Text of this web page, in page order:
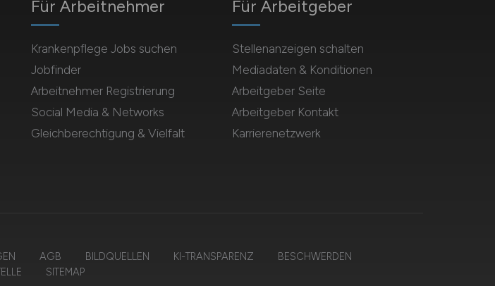
Für Arbeitnehmer
Krankenpflege Jobs suchen
Jobfinder
Arbeitnehmer Registrierung
Social Media & Networks
Gleichberechtigung & Vielfalt
Für Arbeitgeber
Stellenanzeigen schalten
Mediadaten & Konditionen
Arbeitgeber Seite
Arbeitgeber Kontakt
Karrierenetzwerk
AGB BILDQUELLEN KI-TRANSPARENZ
BESCHWERDEN
SITEMAP